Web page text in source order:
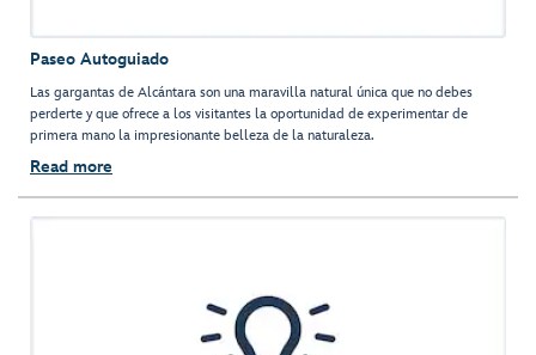
Paseo Autoguiado
Las gargantas de Alcántara son una maravilla natural única que no debes
perderte y que ofrece a los visitantes la oportunidad de experimentar de
primera mano la impresionante belleza de la naturaleza.
Read more